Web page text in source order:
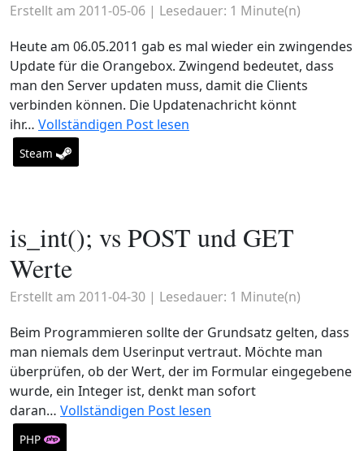
Erstellt am 2011-05-06 | Lesedauer: 1 Minute(n)
Heute am 06.05.2011 gab es mal wieder ein zwingendes
Update für die Orangebox. Zwingend bedeutet, dass
man den Server updaten muss, damit die Clients
verbinden können. Die Updatenachricht könnt
ihr… Vollständigen Post lesen
Steam
is_int(); vs POST und GET
Werte
Erstellt am 2011-04-30 | Lesedauer: 1 Minute(n)
Beim Programmieren sollte der Grundsatz gelten, dass
man niemals dem Userinput vertraut. Möchte man
überprüfen, ob der Wert, der im Formular eingegebene
wurde, ein Integer ist, denkt man sofort
daran… Vollständigen Post lesen
PHP